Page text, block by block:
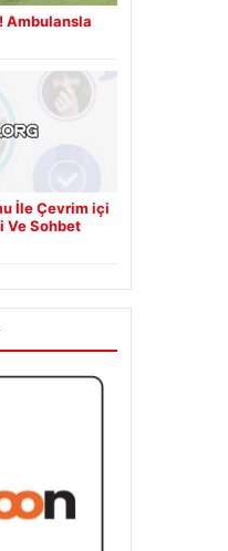
Ambulansla
İle Çevrim içi
Ve Sohbet